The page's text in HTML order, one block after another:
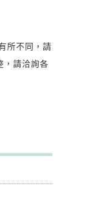
所不同，請
，請洽詢各